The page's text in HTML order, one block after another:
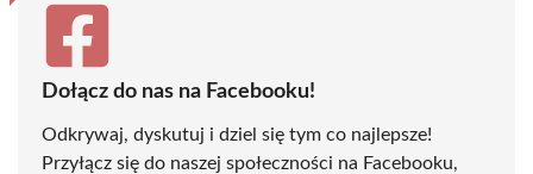
Dołącz do nas na Facebooku!
Odkrywaj, dyskutuj i dziel się tym co najlepsze!
Przyłącz się do naszej społeczności na Facebooku,